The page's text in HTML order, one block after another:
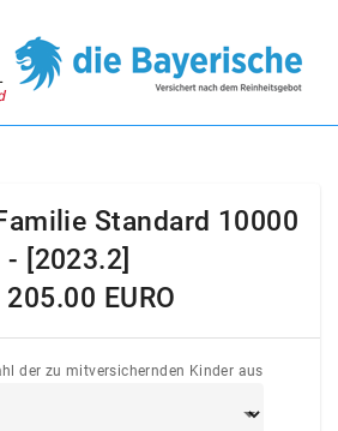
Standard 10000
- [2023.2]
205.00 EURO
der zu mitversichernden Kinder aus